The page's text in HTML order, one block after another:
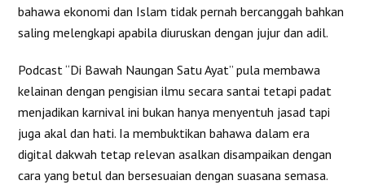
bahawa ekonomi dan Islam tidak pernah bercanggah bahkan
saling melengkapi apabila diuruskan dengan jujur dan adil.
Podcast “Di Bawah Naungan Satu Ayat” pula membawa
kelainan dengan pengisian ilmu secara santai tetapi padat
menjadikan karnival ini bukan hanya menyentuh jasad tapi
juga akal dan hati. Ia membuktikan bahawa dalam era
digital dakwah tetap relevan asalkan disampaikan dengan
cara yang betul dan bersesuaian dengan suasana semasa.